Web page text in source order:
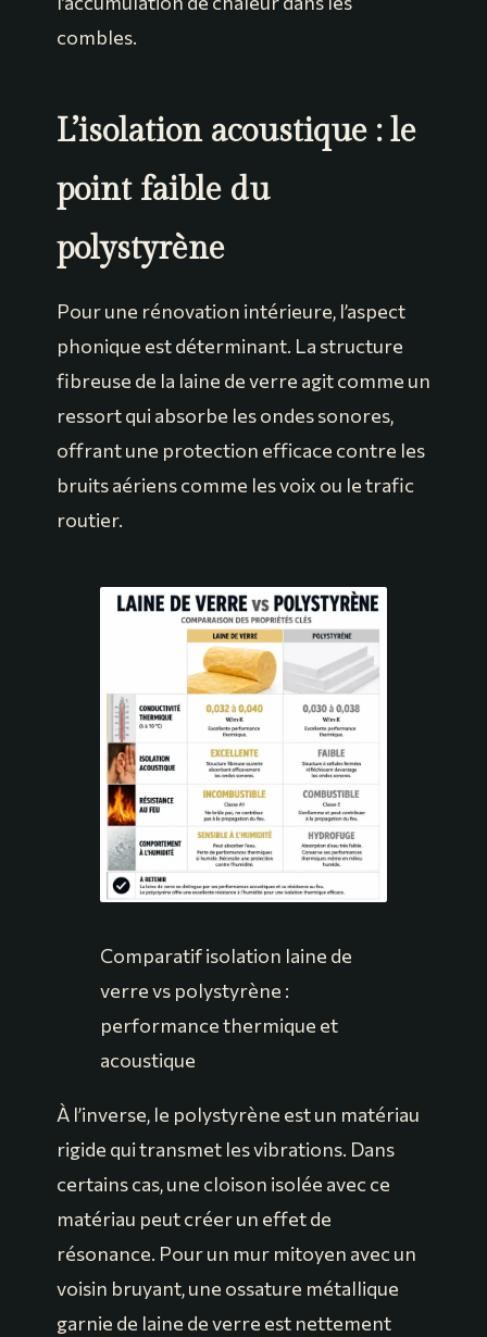
combles.
L’isolation acoustique : le
point faible du
polystyrène
Pour une rénovation intérieure, l’aspect
phonique est déterminant. La structure
fibreuse de la laine de verre agit comme un
ressort qui absorbe les ondes sonores,
offrant une protection efficace contre les
bruits aériens comme les voix ou le trafic
routier.
Comparatif isolation laine de
verre vs polystyrène :
performance thermique et
acoustique
À l’inverse, le polystyrène est un matériau
rigide qui transmet les vibrations. Dans
certains cas, une cloison isolée avec ce
matériau peut créer un effet de
résonance. Pour un mur mitoyen avec un
voisin bruyant, une ossature métallique
garnie de laine de verre est nettement